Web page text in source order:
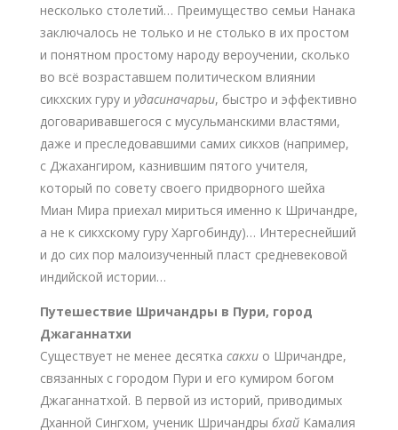
несколько столетий… Преимущество семьи Нанака
заключалось не только и не столько в их простом
и понятном простому народу вероучении, сколько
во всё возраставшем политическом влиянии
сикхских гуру и удасиначарьи, быстро и эффективно
договаривавшегося с мусульманскими властями,
даже и преследовавшими самих сикхов (например,
с Джахангиром, казнившим пятого учителя,
который по совету своего придворного шейха
Миан Мира приехал мириться именно к Шричандре,
а не к сикхскому гуру Харгобинду)… Интереснейший
и до сих пор малоизученный пласт средневековой
индийской истории…
Путешествие Шричандры в Пури, город
Джаганнатхи
Существует не менее десятка сакхио Шричандре,
связанных с городом Пури и его кумиром богом
Джаганнатхой. В первой из историй, приводимых
Дханной Сингхом, ученик Шричандры бхайКамалия